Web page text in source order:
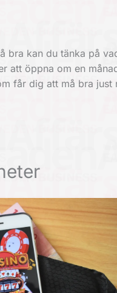
bra kan du tänka på
att öppna om en
får dig att må bra